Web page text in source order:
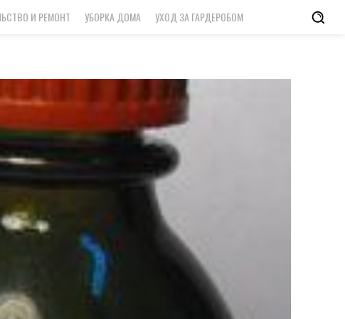
И РЕМОНТ УБОРКА ДОМА УХОД ЗА ГАРДЕРОБОМ